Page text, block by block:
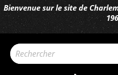
Bienvenue sur le site de